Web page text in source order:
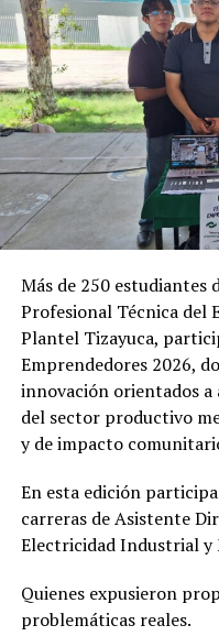
Más de 250 estudiantes
Profesional Técnica del
Plantel Tizayuca,
Emprendedores 2026,
innovación orientados a
del sector productivo
y de impacto
En esta edición
carreras de Asistente
Electricidad Industrial y
Quienes expusieron
problemáticas reales.